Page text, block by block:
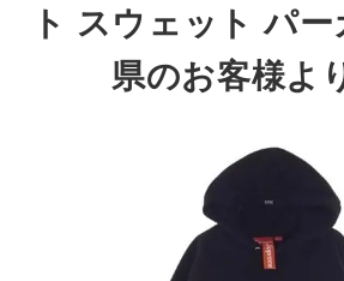
ト スウェット パー
県のお客様よ